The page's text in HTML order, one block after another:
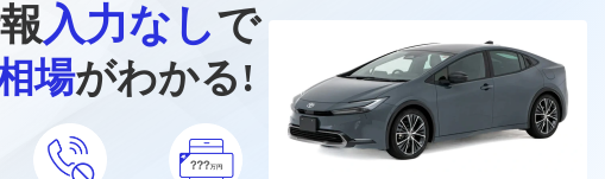
入力なしで
場がわかる!